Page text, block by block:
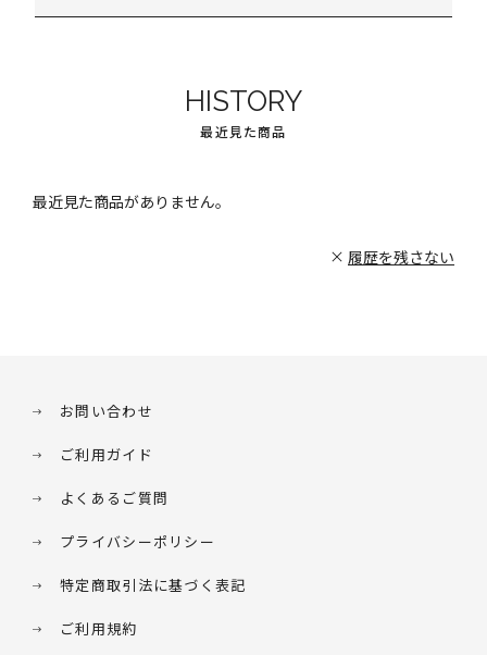
HISTORY
最近見た商品
最近見た商品がありません。
履歴を残さない
お問い合わせ
ご利用ガイド
よくあるご質問
プライバシーポリシー
特定商取引法に基づく表記
ご利用規約